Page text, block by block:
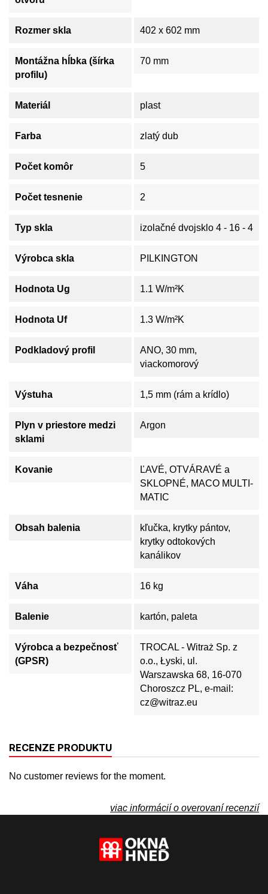
Rozmer skla 402 x 602 mm
Montážna hĺbka (šírka
profilu)
70 mm
Materiál plast
Farba zlatý dub
Počet komôr 5
Počet tesnenie 2
Typ skla izolačné dvojsklo 4 - 16 - 4
Výrobca skla PILKINGTON
Hodnota Ug 1.1 W/m²K
Hodnota Uf 1.3 W/m²K
Podkladový profil
ANO, 30 mm,
viackomorový
Výstuha 1,5 mm (rám a krídlo)
Plyn v priestore medzi
sklami
Argon
Kovanie
ĽAVÉ, OTVÁRAVÉ a
SKLOPNÉ, MACO MULTI-
MATIC
Obsah balenia
kľučka, krytky pántov,
krytky odtokových
kanálikov
Váha 16 kg
Balenie kartón, paleta
Výrobca a bezpečnosť
(GPSR)
TROCAL - Witraż Sp. z
o.o., Łyski, ul.
Warszawska 68, 16-070
Choroszcz PL, e-mail:
cz@witraz.eu
RECENZE PRODUKTU
No customer reviews for the moment.
viac informácií o overovaní recenzií